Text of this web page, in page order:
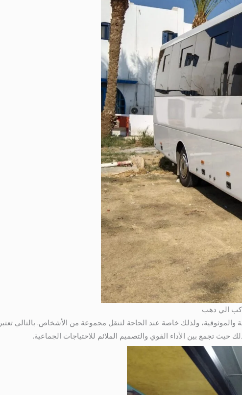
والموثوقية، ولذلك خاصة عند الحاجة لتنقل مجموعة من الأشخاص. بالتالي تعتبر